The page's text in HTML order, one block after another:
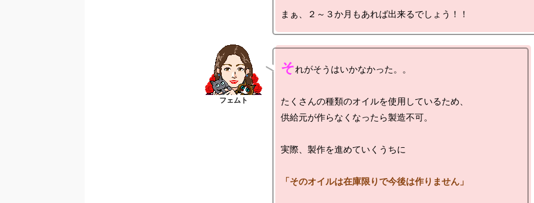
それがそうはいかなかった。。
たくさんの種類のオイルを使用しているため、
供給元が作らなくなったら製造不可。
実際、製作を進めていくうちに
「そのオイルは在庫限りで今後は作りません」